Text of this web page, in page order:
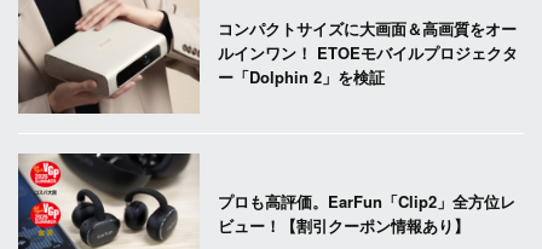
コンパクトサイズに大画面＆高画質をオー
ルインワン！ ETOEモバイルプロジェクタ
ー「Dolphin 2」を検証
プロも高評価。EarFun「Clip2」全方位レ
ビュー！【割引クーポン情報あり】